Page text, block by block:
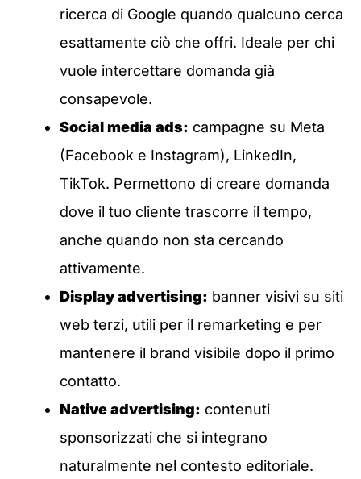
ricerca di Google quando qualcuno cerca
esattamente ciò che offri. Ideale per chi
vuole intercettare domanda già
consapevole.
Social media ads: campagne su Meta
(Facebook e Instagram), LinkedIn,
TikTok. Permettono di creare domanda
dove il tuo cliente trascorre il tempo,
anche quando non sta cercando
attivamente.
Display advertising: banner visivi su siti
web terzi, utili per il remarketing e per
mantenere il brand visibile dopo il primo
contatto.
Native advertising: contenuti
sponsorizzati che si integrano
naturalmente nel contesto editoriale.